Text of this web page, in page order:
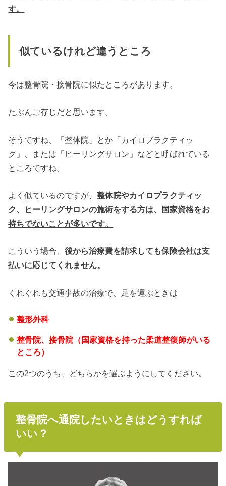
す。
似ているけれど違うところ
今は整骨院・接骨院に似たところがあります。
たぶんご存じだと思います。
そうですね、「整体院」とか「カイロプラクティッ
ク」、または「ヒーリングサロン」などと呼ばれている
ところですね。
よく似ているのですが、整体院やカイロプラクティッ
ク、ヒーリングサロンの施術をする方は、国家資格をお
持ちでないことが多いです。
こういう場合、後から治療費を請求しても保険会社は支
払いに応じてくれません。
くれぐれも交通事故の治療で、足を運ぶときは
整形外科
整骨院、接骨院（国家資格を持った柔道整復師がいる
ところ）
この2つのうち、どちらかを選ぶようにしてください。
整骨院へ通院したいときはどうすれば
いい？